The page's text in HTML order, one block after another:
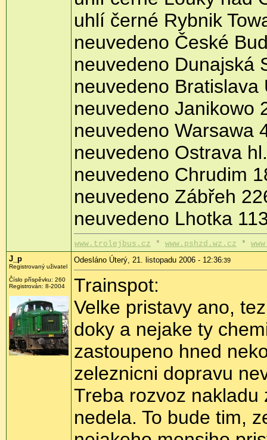
uhlí černé Rybnik
neuvedeno České
neuvedeno Dunajská
neuvedeno Bratislava
neuvedeno Janikowo
neuvedeno Warsawa
neuvedeno Ostrava
neuvedeno Chrudim
neuvedeno Zábřeh
neuvedeno Lhotka
www.trolejbus.cz * www.pshzd.wz.cz *
J_p
Registrovaný uživatel
Číslo příspěvku: 260
Registrován: 8-2004
Odesláno Úterý, 21. listopadu 2006 - 12:36:39
Trainspot:
Velke pristavy ano,
doky a nejake ty
zastoupeno hned
zeleznicni dopravu
Treba rozvoz
nedela. To bude tim,